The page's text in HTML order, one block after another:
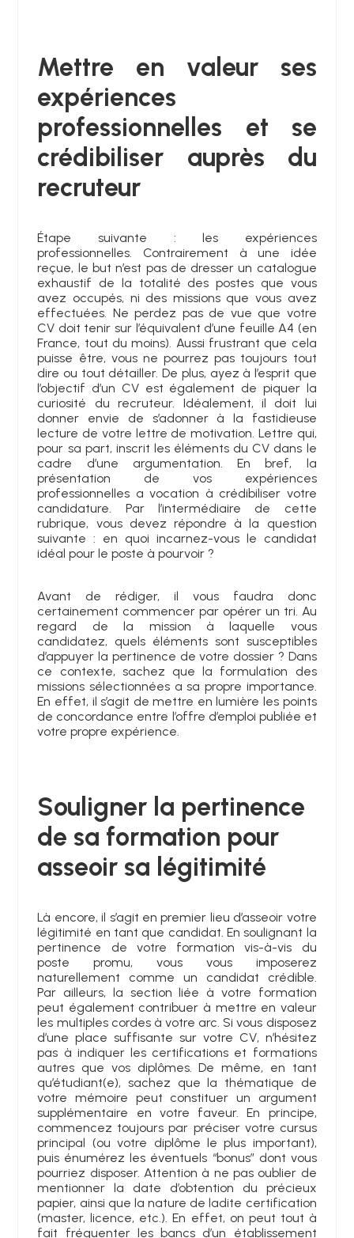
Mettre en valeur ses
expériences
professionnelles et se
crédibiliser auprès du
recruteur
Étape suivante : les expériences
professionnelles. Contrairement à une idée
reçue, le but n’est pas de dresser un catalogue
exhaustif de la totalité des postes que vous
avez occupés, ni des missions que vous avez
effectuées. Ne perdez pas de vue que votre
CV doit tenir sur l’équivalent d’une feuille A4 (en
France, tout du moins). Aussi frustrant que cela
puisse être, vous ne pourrez pas toujours tout
dire ou tout détailler. De plus, ayez à l’esprit que
l’objectif d’un CV est également de piquer la
curiosité du recruteur. Idéalement, il doit lui
donner envie de s’adonner à la fastidieuse
lecture de votre lettre de motivation. Lettre qui,
pour sa part, inscrit les éléments du CV dans le
cadre d’une argumentation. En bref, la
présentation de vos expériences
professionnelles a vocation à crédibiliser votre
candidature. Par l’intermédiaire de cette
rubrique, vous devez répondre à la question
suivante : en quoi incarnez-vous le candidat
idéal pour le poste à pourvoir ?
Avant de rédiger, il vous faudra donc
certainement commencer par opérer un tri. Au
regard de la mission à laquelle vous
candidatez, quels éléments sont susceptibles
d’appuyer la pertinence de votre dossier ? Dans
ce contexte, sachez que la formulation des
missions sélectionnées a sa propre importance.
En effet, il s’agit de mettre en lumière les points
de concordance entre l’offre d’emploi publiée et
votre propre expérience.
Souligner la pertinence
de sa formation pour
asseoir sa légitimité
Là encore, il s’agit en premier lieu d’asseoir votre
légitimité en tant que candidat. En soulignant la
pertinence de votre formation vis-à-vis du
poste promu, vous vous imposerez
naturellement comme un candidat crédible.
Par ailleurs, la section liée à votre formation
peut également contribuer à mettre en valeur
les multiples cordes à votre arc. Si vous disposez
d’une place suffisante sur votre CV, n’hésitez
pas à indiquer les certifications et formations
autres que vos diplômes. De même, en tant
qu’étudiant(e), sachez que la thématique de
votre mémoire peut constituer un argument
supplémentaire en votre faveur. En principe,
commencez toujours par préciser votre cursus
principal (ou votre diplôme le plus important),
puis énumérez les éventuels “bonus” dont vous
pourriez disposer. Attention à ne pas oublier de
mentionner la date d’obtention du précieux
papier, ainsi que la nature de ladite certification
(master, licence, etc.). En effet, on peut tout à
fait fréquenter les bancs d’un établissement